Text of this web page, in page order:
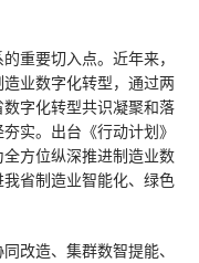
重要切入点。近年来，
业数字化转型，通过两
字化转型共识凝聚和落
实。出台《行动计划》
方位纵深推进制造业数
省制造业智能化、绿色
改造、集群数智提能、